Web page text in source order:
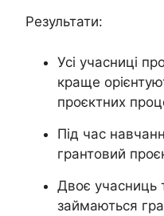
Результати:
Усі учасниці
краще
проєктних
Під час
грантовий
Двоє учасниць
займаються